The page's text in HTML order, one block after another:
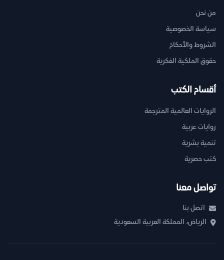
من نحن
سياسة الخصوصية
الشروط والأحكام
حقوق الملكية الفكرية
أقسام الكتب
الروايات العالمية المترجمة
روايات عربية
تنمية بشرية
كتب حصرية
تواصل معنا
اتصل بنا
الرياض، المملكة العربية السعودية